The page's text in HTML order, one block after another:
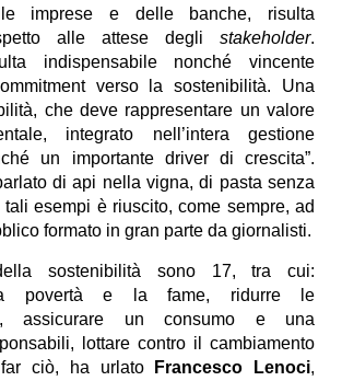
imprese e delle banche, risulta
alle attese degli stakeholder.
indispensabile nonché vincente
verso la sostenibilità. Una
che deve rappresentare un valore
integrato nell’intera gestione
un importante driver di crescita”.
di api nella vigna, di pasta senza
esempi è riuscito, come sempre, ad
formato in gran parte da giornalisti.
sostenibilità sono 17, tra cui:
la povertà e la fame, ridurre le
assicurare un consumo e una
lottare contro il cambiamento
ciò, ha urlato
Francesco Lenoci,